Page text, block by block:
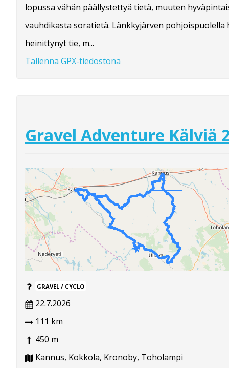
lopussa vähän päällystettyä tietä, muuten
vauhdikasta soratietä. Länkkyjärven pohjoispuolella
heinittynyt tie, m...
Tallenna GPX-tiedostona
Gravel Adventure Kälviä
GRAVEL / CYCLO
22.7.2026
111 km
450 m
Kannus, Kokkola, Kronoby, Toholampi